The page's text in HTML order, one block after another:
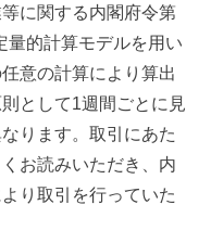
に関する内閣府令第
量的計算モデルを用い
意の計算により算出
として1週間ごとに見
ります。取引にあた
お読みいただき、内
り取引を行っていた